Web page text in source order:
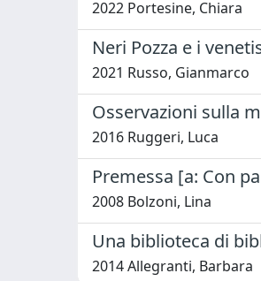
2022 Portesine, Chiara
Neri Pozza e i
2021 Russo, Gianmarco
Osservazioni sulla
2016 Ruggeri, Luca
Premessa [a: Con
2008 Bolzoni, Lina
Una biblioteca di
2014 Allegranti, Barbara